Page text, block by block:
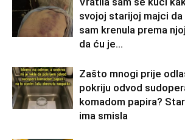
svojoj starijoj majci da
sam krenula prema
da ću je...
Zašto mnogi prije
pokriju odvod
komadom papira?
ima smisla